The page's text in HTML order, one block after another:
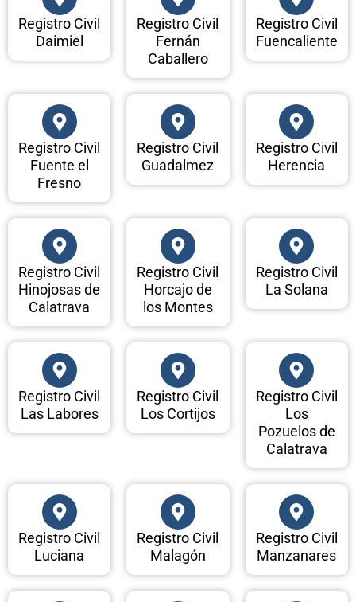
Registro Civil
Daimiel
Registro Civil
Fernán
Caballero
Registro Civil
Fuencaliente
Registro Civil
Fuente el
Fresno
Registro Civil
Guadalmez
Registro Civil
Herencia
Registro Civil
Hinojosas de
Calatrava
Registro Civil
Horcajo de
los Montes
Registro Civil
La Solana
Registro Civil
Las Labores
Registro Civil
Los Cortijos
Registro Civil
Los
Pozuelos de
Calatrava
Registro Civil
Luciana
Registro Civil
Malagón
Registro Civil
Manzanares